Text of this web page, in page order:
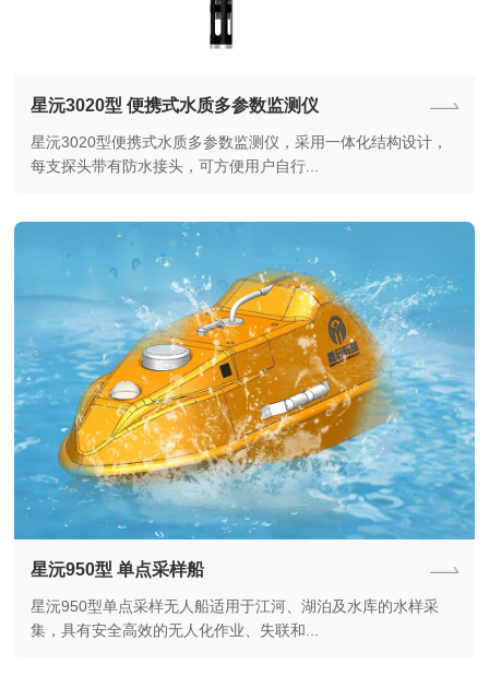
星沅3020型 便携式水质多参数监测仪
星沅3020型便携式水质多参数监测仪，采用一体化结构设计，
每支探头带有防水接头，可方便用户自行...
星沅950型 单点采样船
星沅950型单点采样无人船适用于江河、湖泊及水库的水样采
集，具有安全高效的无人化作业、失联和...